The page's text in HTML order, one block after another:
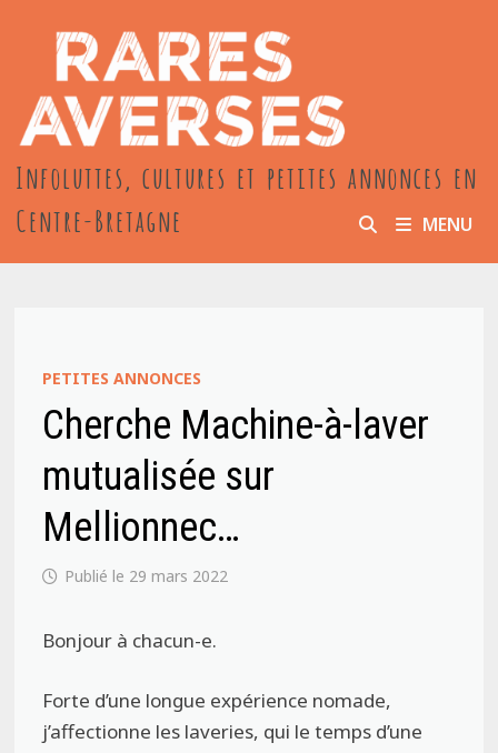
contenu
Infoluttes, cultures et petites annonces en
Centre-Bretagne
MENU
PETITES ANNONCES
Cherche Machine-à-laver
mutualisée sur
Mellionnec…
29 mars 2022
Bonjour à chacun-e.
Forte d’une longue expérience nomade,
j’affectionne les laveries, qui le temps d’une